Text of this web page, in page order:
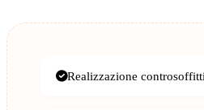
Realizzazione